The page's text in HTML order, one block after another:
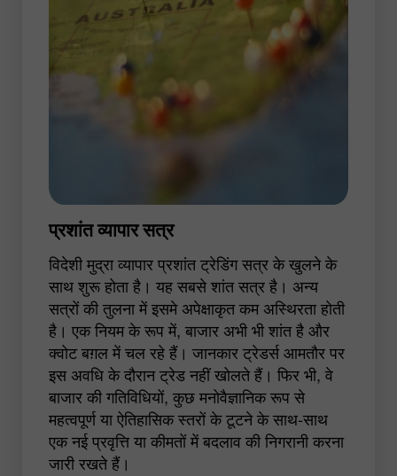
प्रशांत व्यापार सत्र
विदेशी मुद्रा व्यापार प्रशांत ट्रेडिंग सत्र के खुलने के
साथ शुरू होता है। यह सबसे शांत सत्र है। अन्य
सत्रों की तुलना में इसमे अपेक्षाकृत कम अस्थिरता होती
है। एक नियम के रूप में, बाजार अभी भी शांत है और
क्वोट बग़ल में चल रहे हैं। जानकार ट्रेडर्स आमतौर पर
इस अवधि के दौरान ट्रेड नहीं खोलते हैं। फिर भी, वे
बाजार की गतिविधियों, कुछ मनोवैज्ञानिक रूप से
महत्वपूर्ण या ऐतिहासिक स्तरों के टूटने के साथ-साथ
एक नई प्रवृत्ति या कीमतों में बदलाव की निगरानी करना
जारी रखते हैं।